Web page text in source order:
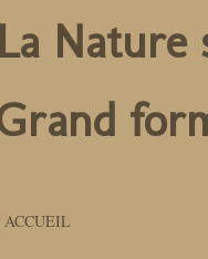
Nature
ACCUEIL